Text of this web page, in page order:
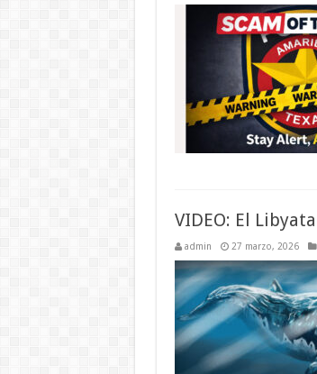
VIDEO: El
admin 27 marzo, 2026